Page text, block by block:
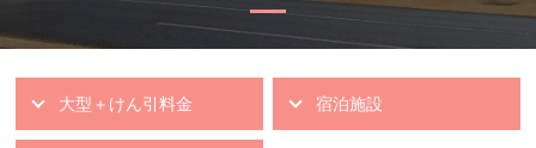
大型＋けん引料金 宿泊施設